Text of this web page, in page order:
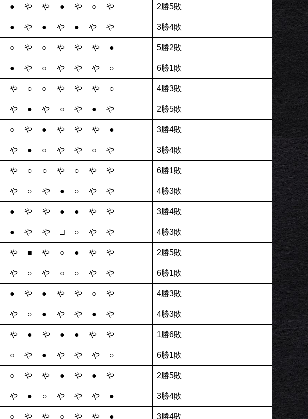
●やや●や○や 2勝5敗
や●や●やや 3勝4敗
○や○ややや● 5勝2敗
や○ややや○ 6勝1敗
や○○ややや○ 4勝3敗
や●や○や●や 2勝5敗
や●ややや● 3勝4敗
や●○やや○や 3勝4敗
や○○や○やや 6勝1敗
や○や●○やや 4勝3敗
やや●●やや 3勝4敗
●やや□○やや 4勝3敗
や■や○●やや 2勝5敗
や○や○○やや 6勝1敗
や●やや○や 4勝3敗
や○●やや●や 4勝3敗
や●や●●やや 1勝6敗
○や●ややや○ 6勝1敗
○やや●や●や 2勝5敗
や●○ややや● 3勝4敗
○やや○やや● 3勝4敗